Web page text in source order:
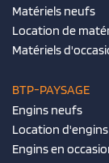
Matériels neufs
Location de
Matériels
BTP-PAYSAGE
Engins neufs
Location d'engins
Engins en